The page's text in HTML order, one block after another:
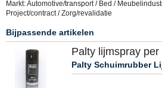
Markt: Automotive/transport / Bed /
Project/contract / Zorg/revalidatie
Bijpassende artikelen
Palty lijmspray per
Palty Schuimrubber